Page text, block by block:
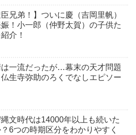
臣兄弟！】ついに慶（吉岡里帆）
！小一郎（仲野太賀）の子供た
介！
一流だったが…幕末の天才問題
仏生寺弥助のろくでなしエピソー
文時代は14000年以上も続いた
6つの時期区分をわかりやすく